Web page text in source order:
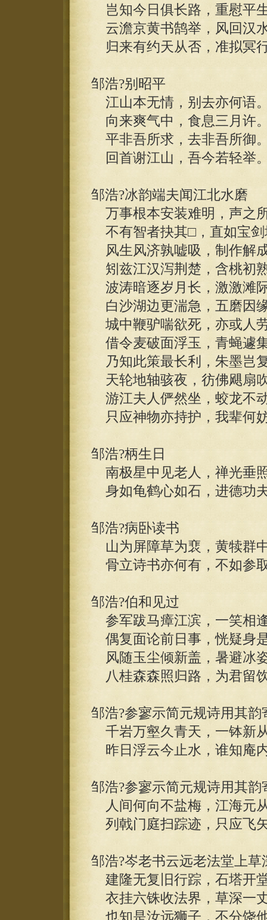
岂知今日俱长路，重慰平
云澹京黄书鹄举，风回汉
归来有约天从否，准拟冥
邹浩?别昭平
江山本无情，别去亦何语
向来爽气中，食息三月许
平非吾所求，去非吾所御
回首谢江山，吾今若轻举
邹浩?冰韵端夫闻江北水磨
万事根本安装难明，声之
不有智者抉其□，直如宝剑
风生风济孰嘘吸，制作解
矧兹江汉泻荆楚，含桃初
波涛暗逐岁月长，激激滩
白沙湖边更湍急，五磨因
城中鞭驴喘欲死，亦或人
借令麦破面浮玉，青蝇遽
乃知此策最长利，朱墨岂
天轮地轴骇夜，彷佛飓扇
游江夫人俨然坐，蛟龙不
只应神物亦持护，我辈何
邹浩?柄生日
南极星中见老人，禅光垂
身如龟鹤心如石，进德功
邹浩?病卧读书
山为屏障草为裵，黄犊群
骨立诗书亦何有，不如参
邹浩?伯和见过
参军跋马瘴江滨，一笑相
偶复面论前日事，恍疑身
风随玉尘倾新盖，暑避冰
八桂森森照归路，为君留
邹浩?参寥示简元规诗用其韵
千岩万壑久青天，一钵新
昨日浮云今止水，谁知庵
邹浩?参寥示简元规诗用其韵
人间何向不盐梅，江海元
列戟门庭扫踪迹，只应飞
邹浩?岑老书云远老法堂上草
建隆无复旧行踪，石塔开
衣挂六铢收法界，草深一
也知是汝远狮子，不分饶